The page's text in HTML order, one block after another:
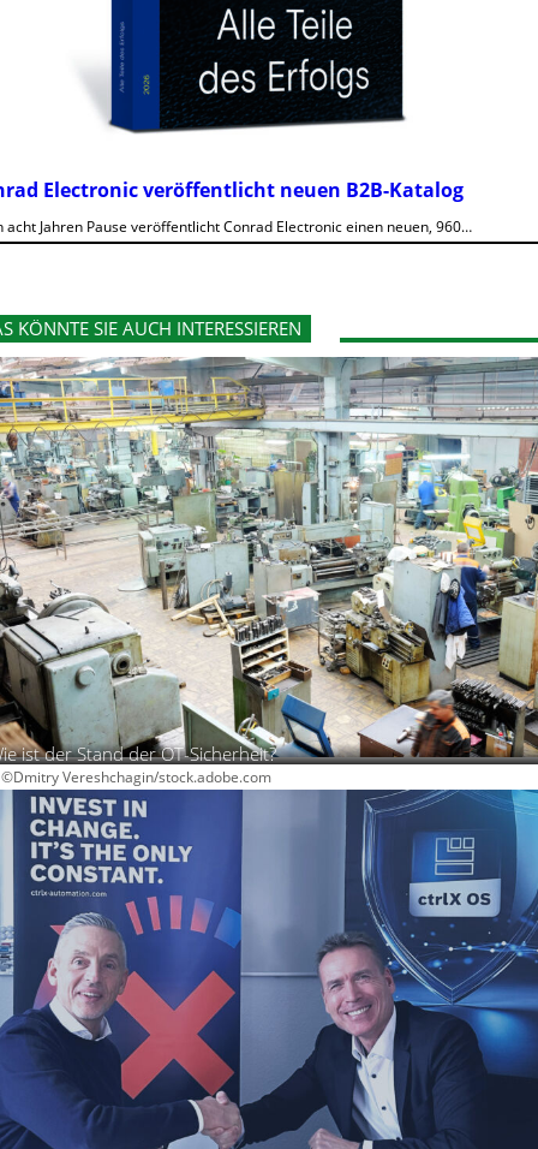
Electronic veröffentlicht neuen B2B-Katalog
acht Jahren Pause veröffentlicht Conrad Electronic einen neuen, 960…
KÖNNTE SIE AUCH INTERESSIEREN
ist der Stand der OT-Sicherheit?
Vereshchagin/stock.adobe.com